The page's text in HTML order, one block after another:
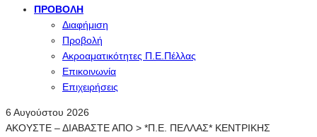
ΠΡΟΒΟΛΉ
Διαφήμιση
Προβολή
Ακροαματικότητες Π.Ε.Πέλλας
Επικοινωνία
Επιχειρήσεις
6 Αυγούστου 2026
ΑΚΟΥΣΤΕ – ΔΙΑΒΑΣΤΕ ΑΠΟ > *Π.Ε. ΠΕΛΛΑΣ* ΚΕΝΤΡΙΚΗΣ